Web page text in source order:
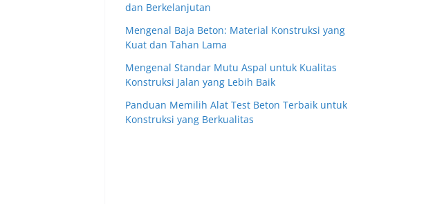
dan Berkelanjutan
Mengenal Baja Beton: Material Konstruksi yang
Kuat dan Tahan Lama
Mengenal Standar Mutu Aspal untuk Kualitas
Konstruksi Jalan yang Lebih Baik
Panduan Memilih Alat Test Beton Terbaik untuk
Konstruksi yang Berkualitas